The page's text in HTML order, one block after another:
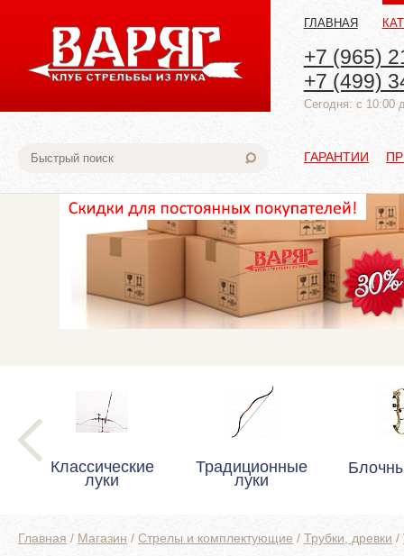
ГЛАВНАЯ
+7 (965)
+7 (499)
Cегодня: с 10:00
ГАРАНТИИ
Классические
луки
Традиционные
луки
Главная / Магазин / Стрелы и комплектующие / Трубки, древки /